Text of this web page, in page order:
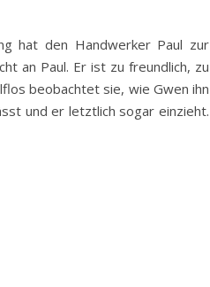
hat den Handwerker Paul zur
an Paul. Er ist zu freundlich, zu
beobachtet sie, wie Gwen ihn
und er letztlich sogar einzieht.